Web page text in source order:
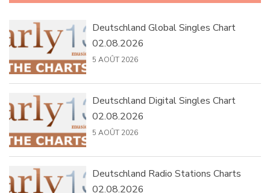
Deutschland Global Singles Chart
02.08.2026
5 AOÛT 2026
Deutschland Digital Singles Chart
02.08.2026
5 AOÛT 2026
Deutschland Radio Stations Charts
02.08.2026